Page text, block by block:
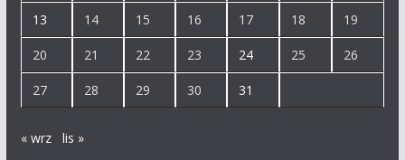
13 14 15 16 17 18 19
20 21 22 23 24 25 26
27 28 29 30 31
« wrz lis »